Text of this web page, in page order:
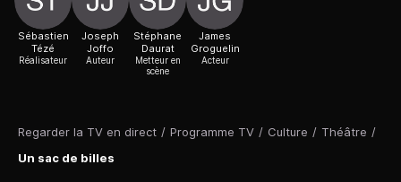
Regarder la TV en direct / Programme TV / Culture / Théâtre /
Un sac de billes
Sébastien
Tézé
Réalisateur
Joseph
Joffo
Auteur
Stéphane
Daurat
Metteur en
scène
James
Groguelin
Acteur